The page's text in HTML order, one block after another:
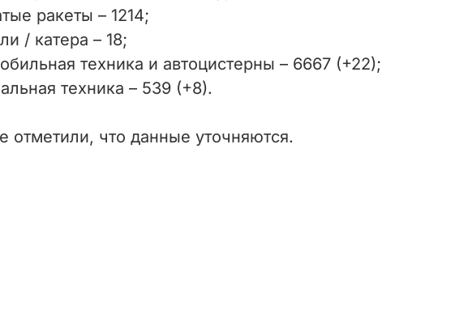
ракеты – 1214;
/ катера – 18;
техника и автоцистерны – 6667 (+22);
техника – 539 (+8).
отметили, что данные уточняются.